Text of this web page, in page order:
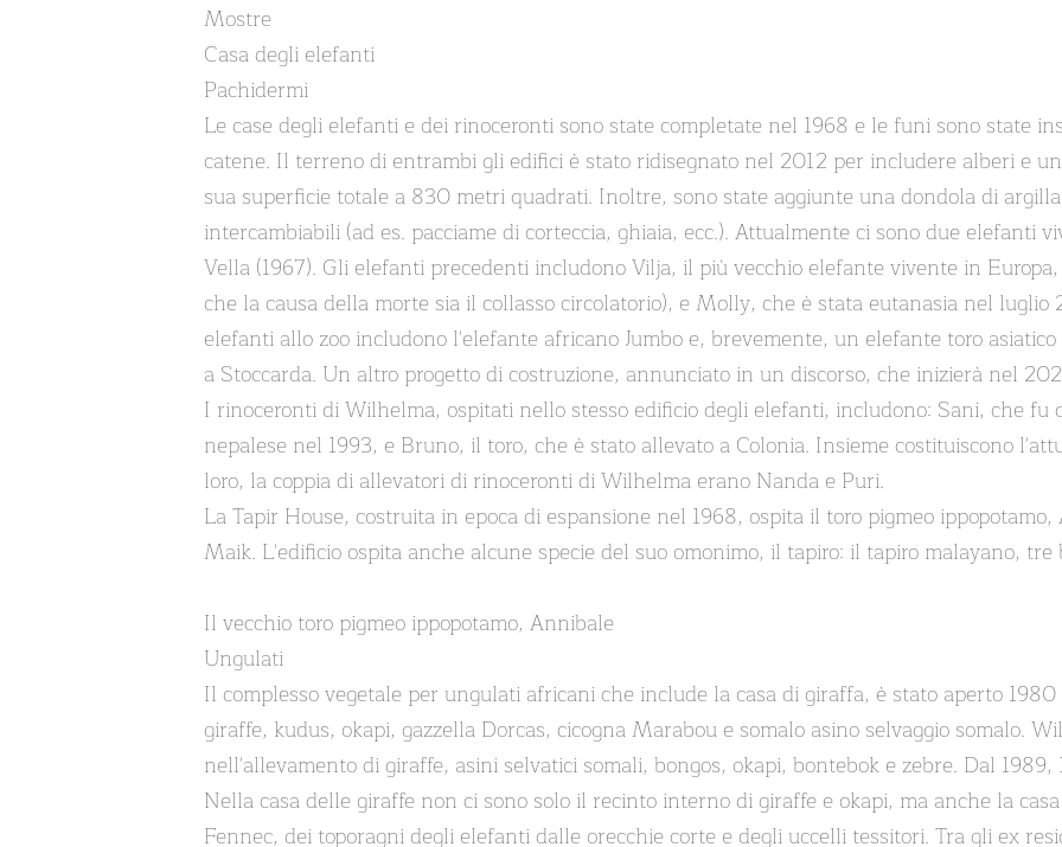
Mostre
Casa degli elefanti
Pachidermi
Le case degli elefanti e dei rinoceronti sono state completate nel 1968 e le funi sono state
catene. Il terreno di entrambi gli edifici è stato ridisegnato nel 2012 per includere alberi e
sua superficie totale a 830 metri quadrati. Inoltre, sono state aggiunte una dondola di
intercambiabili (ad es. pacciame di corteccia, ghiaia, ecc.). Attualmente ci sono due elefanti
Vella (1967). Gli elefanti precedenti includono Vilja, il più vecchio elefante vivente in
che la causa della morte sia il collasso circolatorio), e Molly, che è stata eutanasia nel
elefanti allo zoo includono l'elefante africano Jumbo e, brevemente, un elefante toro
a Stoccarda. Un altro progetto di costruzione, annunciato in un discorso, che inizierà nel
I rinoceronti di Wilhelma, ospitati nello stesso edificio degli elefanti, includono: Sani, che fu
nepalese nel 1993, e Bruno, il toro, che è stato allevato a Colonia. Insieme costituiscono
loro, la coppia di allevatori di rinoceronti di Wilhelma erano Nanda e Puri.
La Tapir House, costruita in epoca di espansione nel 1968, ospita il toro pigmeo
Maik. L'edificio ospita anche alcune specie del suo omonimo, il tapiro: il tapiro malayano,
Il vecchio toro pigmeo ippopotamo, Annibale
Ungulati
Il complesso vegetale per ungulati africani che include la casa di giraffa, è stato aperto
giraffe, kudus, okapi, gazzella Dorcas, cicogna Marabou e somalo asino selvaggio somalo.
nell'allevamento di giraffe, asini selvatici somali, bongos, okapi, bontebok e zebre. Dal
Nella casa delle giraffe non ci sono solo il recinto interno di giraffe e okapi, ma anche la
Fennec, dei toporagni degli elefanti dalle orecchie corte e degli uccelli tessitori. Tra gli ex